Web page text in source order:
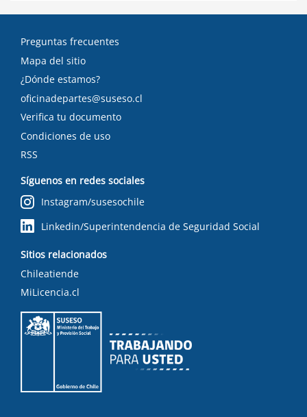
Preguntas frecuentes
Mapa del sitio
¿Dónde estamos?
oficinadepartes@suseso.cl
Verifica tu documento
Condiciones de uso
RSS
Síguenos en redes sociales
Instagram/susesochile
Linkedin/Superintendencia de Seguridad Social
Sitios relacionados
Chileatiende
MiLicencia.cl